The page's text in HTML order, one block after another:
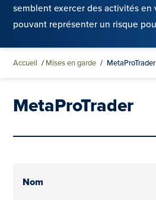
semblent exercer des activités en
pouvant représenter un risque
Accueil / Mises en garde / MetaProTrader
MetaProTrader
Nom